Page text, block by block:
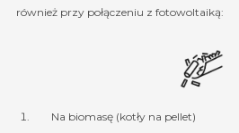
również przy połączeniu z fotowoltaiką:
Na biomasę (kotły na pellet)